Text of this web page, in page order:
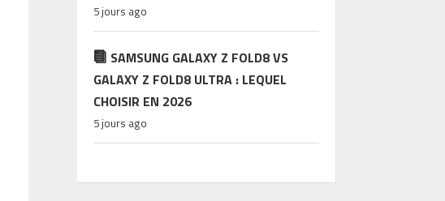
5 jours ago
SAMSUNG GALAXY Z FOLD8 VS
GALAXY Z FOLD8 ULTRA : LEQUEL
CHOISIR EN 2026
5 jours ago